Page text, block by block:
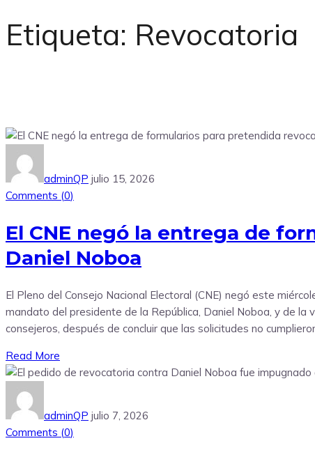
Etiqueta: Revocatoria
adminQP julio 15, 2026
Comments (0)
El CNE negó la entrega de
Daniel Noboa
El Pleno del Consejo Nacional Electoral (CNE) negó este
mandato del presidente de la República, Daniel Noboa, y de la
consejeros, después de concluir que las solicitudes no
Read More
adminQP julio 7, 2026
Comments (0)